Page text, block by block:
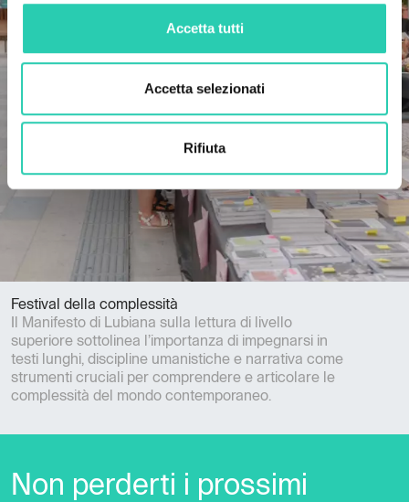
Accetta tutti
Accetta selezionati
Rifiuta
Festival della complessità
Il Manifesto di Lubiana sulla lettura di livello
superiore sottolinea l’importanza di impegnarsi in
testi lunghi, discipline umanistiche e narrativa come
strumenti cruciali per comprendere e articolare le
complessità del mondo contemporaneo.
Non perderti i prossimi